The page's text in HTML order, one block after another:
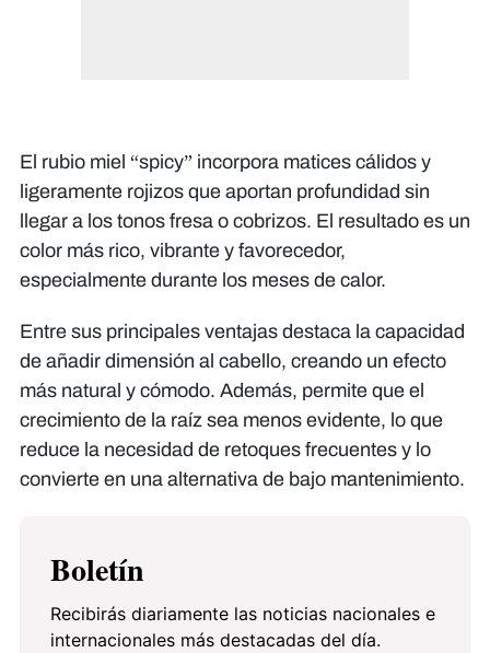
El rubio miel “spicy” incorpora matices cálidos y
ligeramente rojizos que aportan profundidad sin
llegar a los tonos fresa o cobrizos. El resultado es un
color más rico, vibrante y favorecedor,
especialmente durante los meses de calor.
Entre sus principales ventajas destaca la capacidad
de añadir dimensión al cabello, creando un efecto
más natural y cómodo. Además, permite que el
crecimiento de la raíz sea menos evidente, lo que
reduce la necesidad de retoques frecuentes y lo
convierte en una alternativa de bajo mantenimiento.
Boletín
Recibirás diariamente las noticias nacionales e
internacionales más destacadas del día.